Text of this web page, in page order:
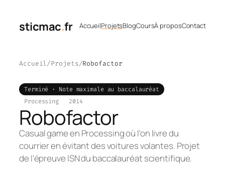
sticmac.fr AccueilProjetsBlogCoursÀ proposContact
Accueil Projets Robofactor
Terminé · Note maximale au baccalauréat
Processing
2014
Robofactor
Casual game en Processing où l'on livre du
courrier en évitant des voitures volantes. Projet
de l'épreuve ISN du baccalauréat scientifique.